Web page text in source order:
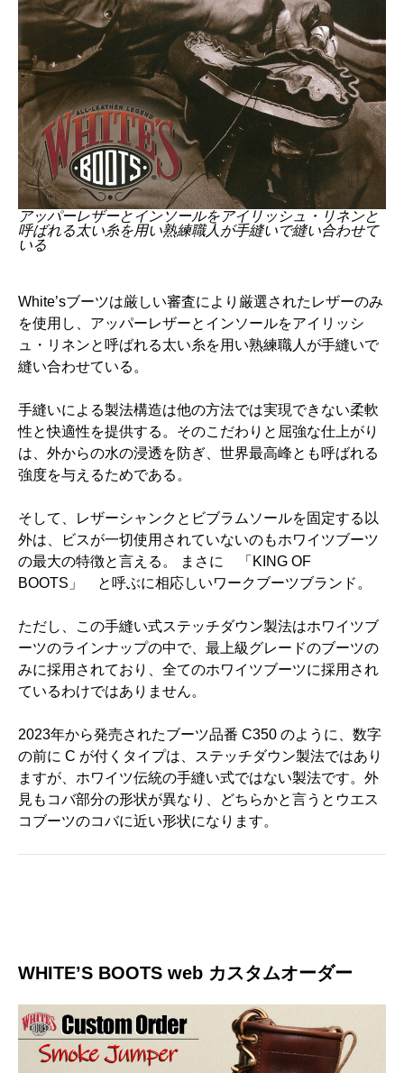
アッパーレザーとインソールをアイリッシュ・リネンと
呼ばれる太い糸を用い熟練職人が手縫いで縫い合わせて
いる
White’sブーツは厳しい審査により厳選されたレザーのみ
を使用し、アッパーレザーとインソールをアイリッシ
ュ・リネンと呼ばれる太い糸を用い熟練職人が手縫いで
縫い合わせている。
手縫いによる製法構造は他の方法では実現できない柔軟
性と快適性を提供する。そのこだわりと屈強な仕上がり
は、外からの水の浸透を防ぎ、世界最高峰とも呼ばれる
強度を与えるためである。
そして、レザーシャンクとビブラムソールを固定する以
外は、ビスが一切使用されていないのもホワイツブーツ
の最大の特徴と言える。 まさに 「KING OF
BOOTS」 と呼ぶに相応しいワークブーツブランド。
ただし、この手縫い式ステッチダウン製法はホワイツブ
ーツのラインナップの中で、最上級グレードのブーツの
みに採用されており、全てのホワイツブーツに採用され
ているわけではありません。
2023年から発売されたブーツ品番 C350 のように、数字
の前に C が付くタイプは、ステッチダウン製法ではあり
ますが、ホワイツ伝統の手縫い式ではない製法です。外
見もコバ部分の形状が異なり、どちらかと言うとウエス
コブーツのコバに近い形状になります。
WHITE’S BOOTS web カスタムオーダー